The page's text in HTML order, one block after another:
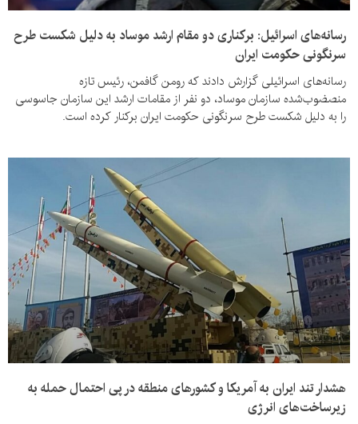
رسانه‌های اسرائیل: برکناری دو مقام ارشد موساد به دلیل شکست طرح
سرنگونی حکومت ایران
رسانه‌های اسرائیلی گزارش دادند که رومن گافمن، رئیس تازه
منصضوب‌شده سازمان موساد، دو نفر از مقامات ارشد این سازمان جاسوسی
را به دلیل شکست طرح سرنگونی حکومت ایران برکنار کرده است.
هشدار تند ایران به آمریکا و کشورهای منطقه در پی احتمال حمله به
زیرساخت‌های انرژی